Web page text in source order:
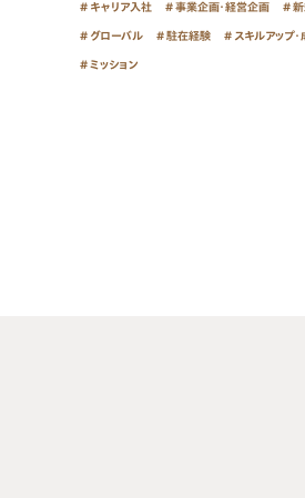
キャリア入社 事業企画・経営企画
グローバル 駐在経験 スキルアップ
ミッション